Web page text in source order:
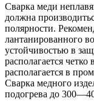
Сварка меди
должна
полярности.
лантанированного
устойчивостью в
располагается
располагается в
Сварка медного
подогрева до